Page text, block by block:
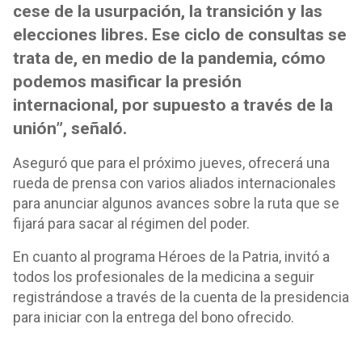
cese de la usurpación, la transición y las
elecciones libres. Ese ciclo de consultas se
trata de, en medio de la pandemia, cómo
podemos masificar la presión
internacional, por supuesto a través de la
unión”, señaló.
Aseguró que para el próximo jueves, ofrecerá una
rueda de prensa con varios aliados internacionales
para anunciar algunos avances sobre la ruta que se
fijará para sacar al régimen del poder.
En cuanto al programa Héroes de la Patria, invitó a
todos los profesionales de la medicina a seguir
registrándose a través de la cuenta de la presidencia
para iniciar con la entrega del bono ofrecido.